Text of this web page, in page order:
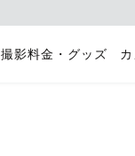
撮影料金・グッズ